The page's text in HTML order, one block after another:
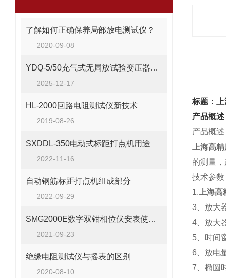
了解如何正确保养局部放电测试仪？
2020-09-08
YDQ-5/50充气式无局放试验变压器操作方法
2025-12-17
HL-2000回路电阻测试仪新技术
2019-08-26
SXDDL-350电动式标距打点机用途
2022-11-16
自动钢筋标距打点机组成部分
2022-09-29
SMG2000E数字双钳相位伏安表使用讲解
2021-09-23
绝缘电阻测试仪与摇表的区别
2020-08-10
标题：
产品概述
产品概述
上海高
的测量
技术参数
1. 上海
3、放大
4、放大
5、时间
6、放电
7、椭圆